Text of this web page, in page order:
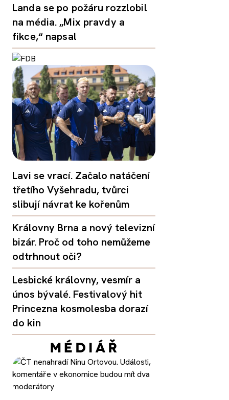
Landa se po požáru rozzlobil
na média. „Mix pravdy a
fikce,“ napsal
Lavi se vrací. Začalo natáčení
třetího Vyšehradu, tvůrci
slibují návrat ke kořenům
Královny Brna a nový televizní
bizár. Proč od toho nemůžeme
odtrhnout oči?
Lesbické královny, vesmír a
únos bývalé. Festivalový hit
Princezna kosmolesba dorazí
do kin